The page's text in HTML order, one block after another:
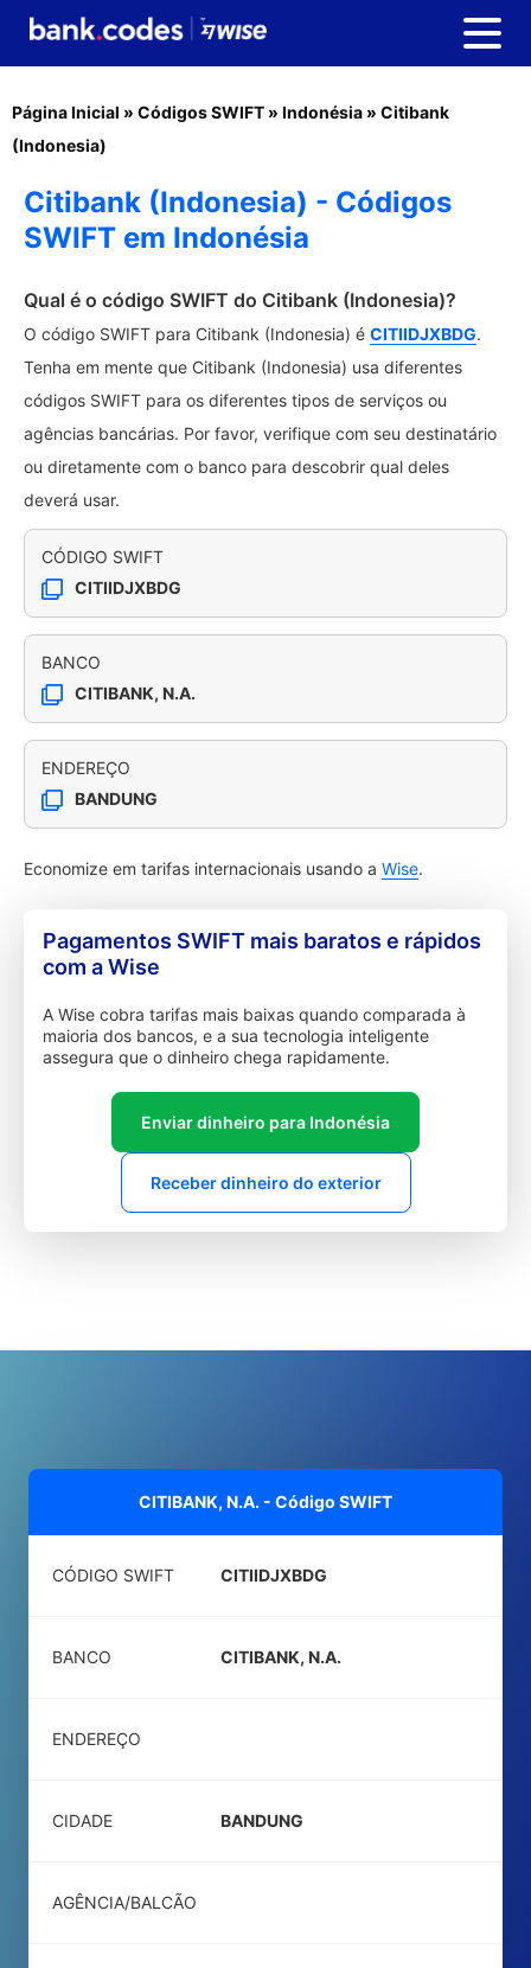
Página Inicial » Códigos SWIFT » Indonésia » Citibank
(Indonesia)
Citibank (Indonesia) - Códigos
SWIFT em Indonésia
Qual é o código SWIFT do Citibank (Indonesia)?
O código SWIFT para Citibank (Indonesia) é CITIIDJXBDG.
Tenha em mente que Citibank (Indonesia) usa diferentes
códigos SWIFT para os diferentes tipos de serviços ou
agências bancárias. Por favor, verifique com seu destinatário
ou diretamente com o banco para descobrir qual deles
deverá usar.
CÓDIGO SWIFT
CITIIDJXBDG
BANCO
CITIBANK, N.A.
ENDEREÇO
BANDUNG
Economize em tarifas internacionais usando a Wise.
Pagamentos SWIFT mais baratos e rápidos
com a Wise
A Wise cobra tarifas mais baixas quando comparada à
maioria dos bancos, e a sua tecnologia inteligente
assegura que o dinheiro chega rapidamente.
Enviar dinheiro para Indonésia
Receber dinheiro do exterior
CITIBANK, N.A. - Código SWIFT
CÓDIGO SWIFT CITIIDJXBDG
BANCO CITIBANK, N.A.
ENDEREÇO
CIDADE BANDUNG
AGÊNCIA/BALCÃO